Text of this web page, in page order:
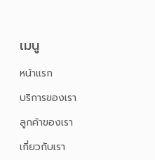
เมนู
หน้าเเรก
บริการของเรา
ลูกค้าของเรา
เกี่ยวกับเรา